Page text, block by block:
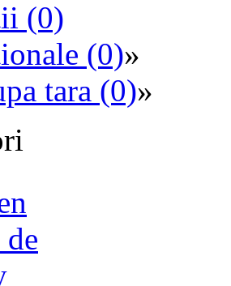
(0)
(0)»
tara (0)»